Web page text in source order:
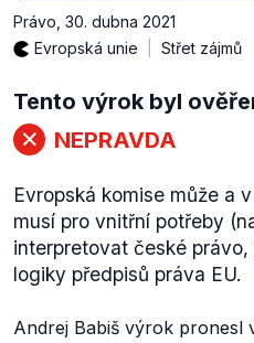
Právo 30. dubna 2021
Evropská unie
Střet zájmů
Tento výrok byl
NEPRAVDA
Evropská komise může a
musí pro vnitřní potřeby
interpretovat české
logiky předpisů práva EU.
Andrej Babiš výrok pronesl